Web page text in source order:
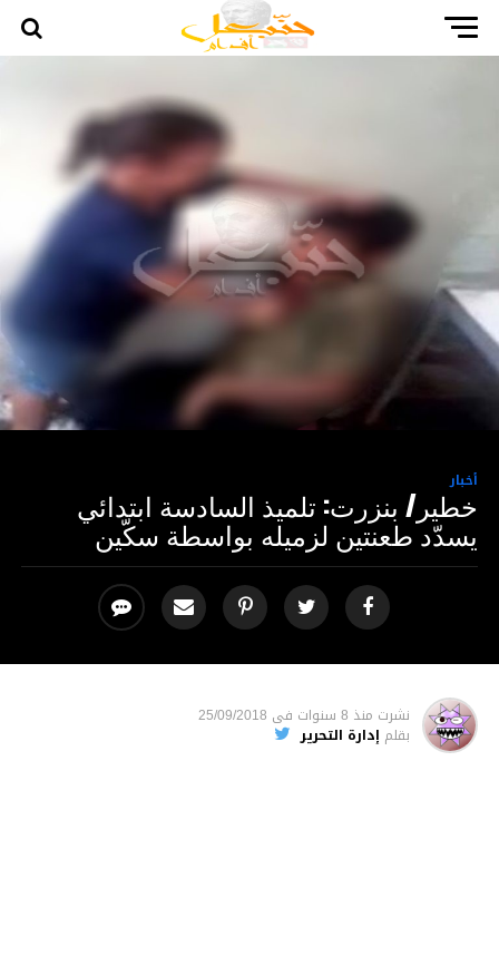
أخبار
خطير/ بنزرت: تلميذ السادسة ابتدائي
يسدّد طعنتين لزميله بواسطة سكّين
نشرت منذ 8 سنوات فى 25/09/2018
بقلم إدارة التحرير